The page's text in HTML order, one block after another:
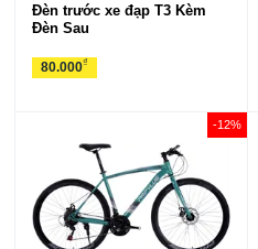
Đèn trước xe đạp T3 Kèm
Đèn Sau
80.000₫
-12%